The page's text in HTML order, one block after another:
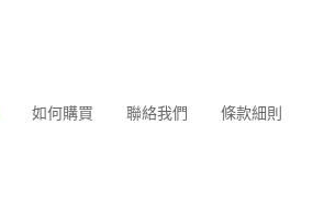
如何購買 聯絡我們 條款細則